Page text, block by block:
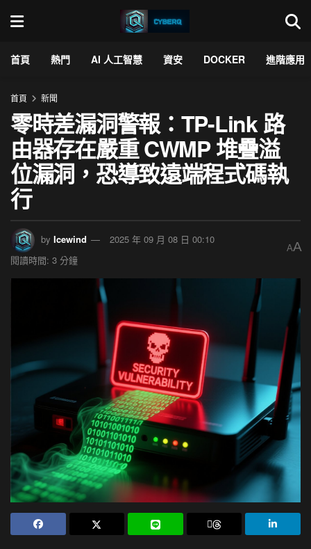
首頁 熱門 AI 人工智慧 資安 DOCKER 進階應用
首頁 新聞
零時差漏洞警報：TP-Link 路
由器存在嚴重 CWMP 堆疊溢
位漏洞，恐導致遠端程式碼執
行
by Icewind
2025 年 09 月 08 日 00:10
閱讀時間: 3 分鐘
AA